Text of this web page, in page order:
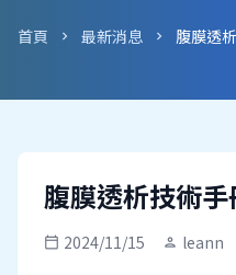
首頁 chevron_right 最新消息 chevron_right 腹膜透
腹膜透析技術
calendar_today 2024/11/15 person leann